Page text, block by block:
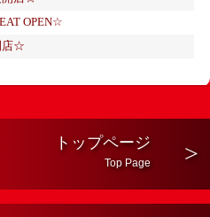
OPEN☆
店☆
トップページ
Top Page